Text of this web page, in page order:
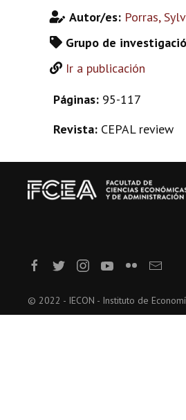
Autor/es: Porras,
Grupo de
Ir a publicación
Páginas: 95-117
Revista: CEPAL review
© 2022 - IECON - Instituto de